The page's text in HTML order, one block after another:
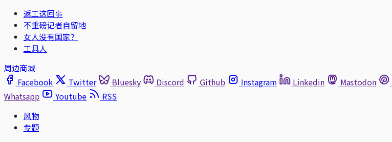
返工这回事
不重磅记者自留地
女人没有国家？
工具人
周边商城
Facebook
Twitter Bluesky Discord Github Instagram Linkedin Mastodon
Whatsapp
Youtube
RSS
风物
专题